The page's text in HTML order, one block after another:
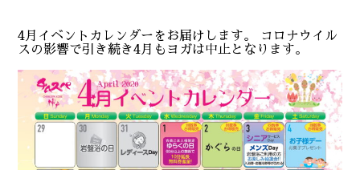
4月イベントカレンダーをお届けします。 コロナウイル
スの影響で引き続き4月もヨガは中止となります。